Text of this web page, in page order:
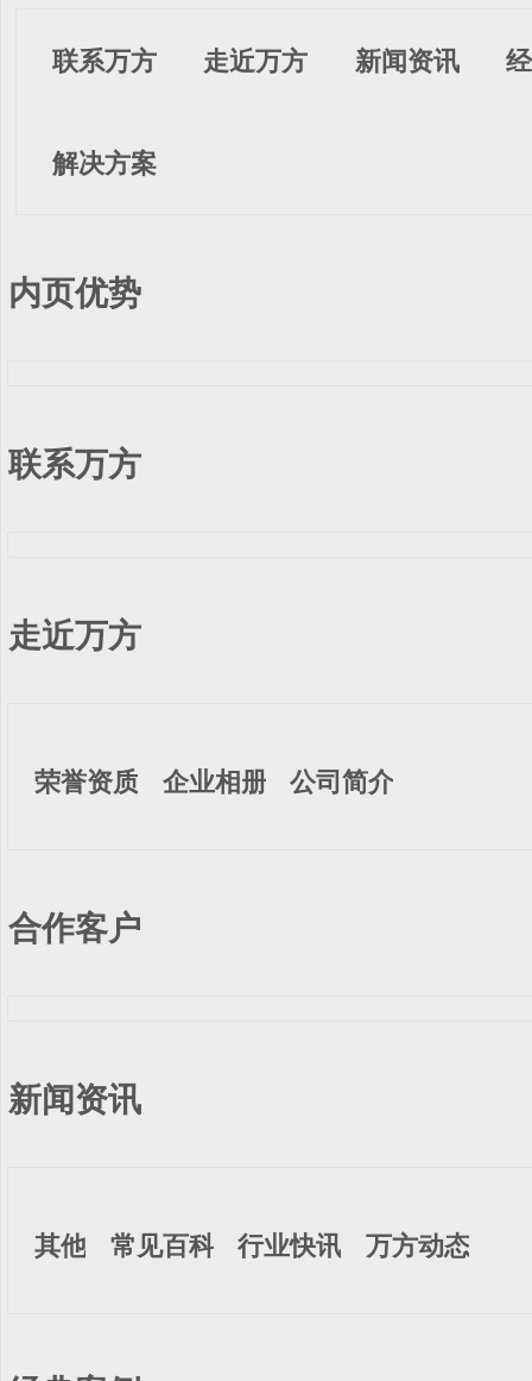
联系万方 走近万方 新闻资讯
解决方案
内页优势
联系万方
走近万方
荣誉资质 企业相册 公司简介
合作客户
新闻资讯
其他 常见百科 行业快讯 万方动态